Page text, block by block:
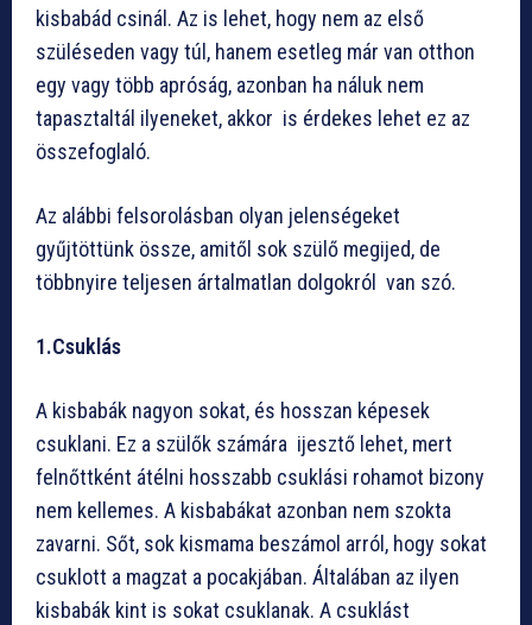
kisbabád csinál. Az is lehet, hogy nem az első
szüléseden vagy túl, hanem esetleg már van otthon
egy vagy több apróság, azonban ha náluk nem
tapasztaltál ilyeneket, akkor is érdekes lehet ez az
összefoglaló.
Az alábbi felsorolásban olyan jelenségeket
gyűjtöttünk össze, amitől sok szülő megijed, de
többnyire teljesen ártalmatlan dolgokról van szó.
1.Csuklás
A kisbabák nagyon sokat, és hosszan képesek
csuklani. Ez a szülők számára ijesztő lehet, mert
felnőttként átélni hosszabb csuklási rohamot bizony
nem kellemes. A kisbabákat azonban nem szokta
zavarni. Sőt, sok kismama beszámol arról, hogy sokat
csuklott a magzat a pocakjában. Általában az ilyen
kisbabák kint is sokat csuklanak. A csuklást